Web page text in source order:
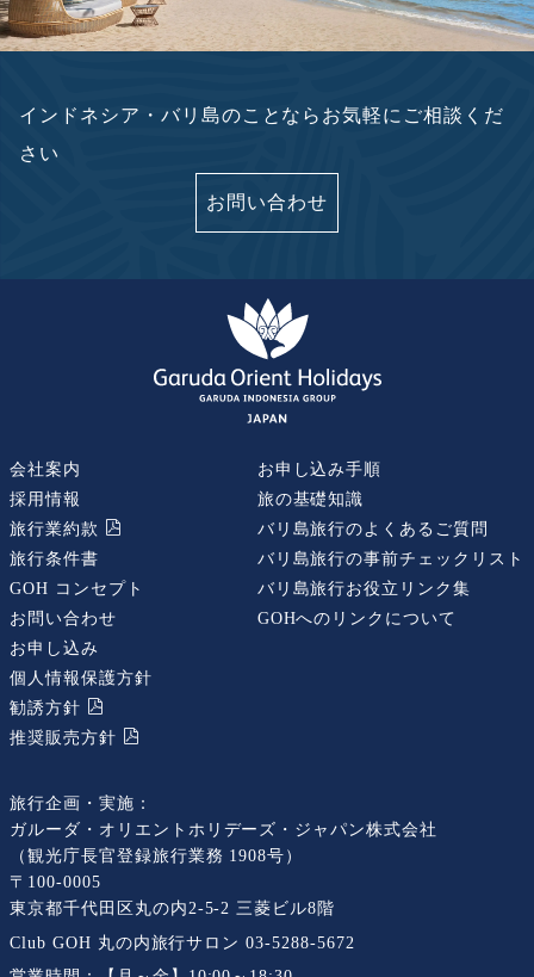
インドネシア・バリ島のことならお気軽にご相談くだ
さい
お問い合わせ
会社案内
採用情報
旅行業約款
旅行条件書
GOH コンセプト
お問い合わせ
お申し込み
個人情報保護方針
勧誘⽅針
推奨販売⽅針
お申し込み手順
旅の基礎知識
バリ島旅行のよくあるご質問
バリ島旅行の事前チェックリスト
バリ島旅行お役立リンク集
GOHへのリンクについて
旅行企画・実施：
ガルーダ・オリエントホリデーズ・ジャパン株式会社
（観光庁長官登録旅行業務 1908号）
〒100-0005
東京都千代田区丸の内2-5-2 三菱ビル8階
Club GOH 丸の内旅行サロン 03-5288-5672